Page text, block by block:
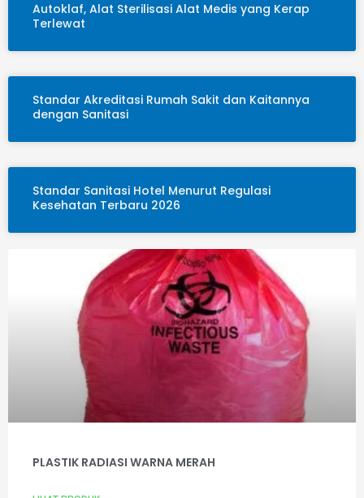
Autoklaf, Alat Sterilisasi Alat Medis yang Kerap
Terlewat
Standar Akreditasi Rumah Sakit dan Kaitannya
dengan Sanitasi
Standar Sanitasi Hotel Menurut Regulasi
Kesehatan Terbaru 2026
PLASTIK RADIASI WARNA MERAH